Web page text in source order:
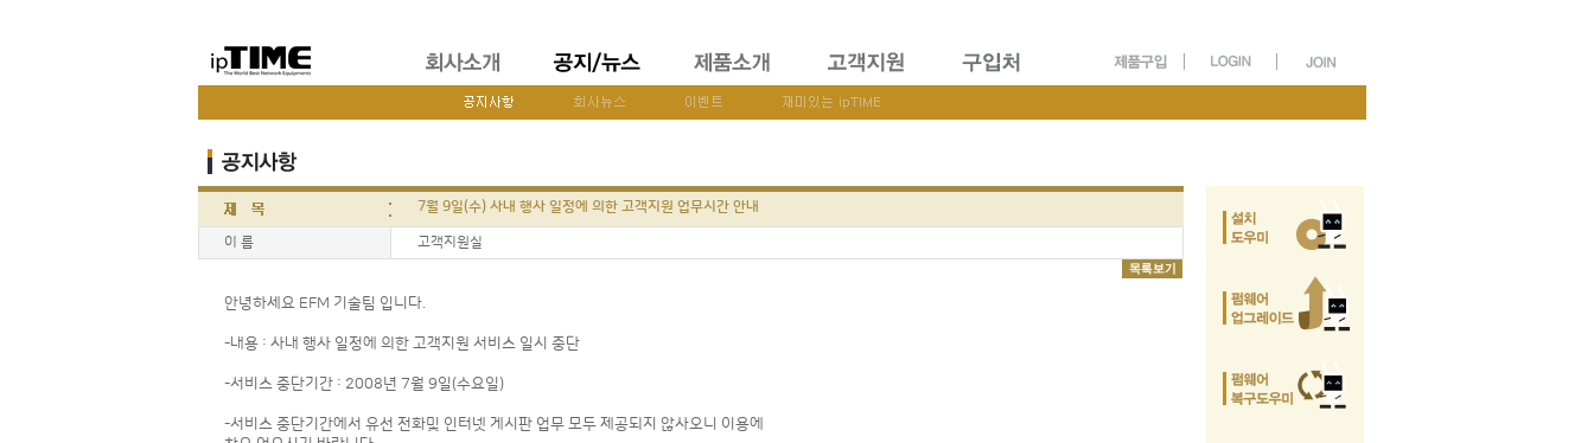
7월 9일(수) 사내 행사 일정에 의한 고객지원 업무시간 안내
이 름 고객지원실
안녕하세요 EFM 기술팀 입니다.
-내용 : 사내 행사 일정에 의한 고객지원 서비스 일시 중단
-서비스 중단기간 : 2008년 7월 9일(수요일)
-서비스 중단기간에서 유선 전화및 인터넷 게시판 업무 모두 제공되지 않사오니 이용에